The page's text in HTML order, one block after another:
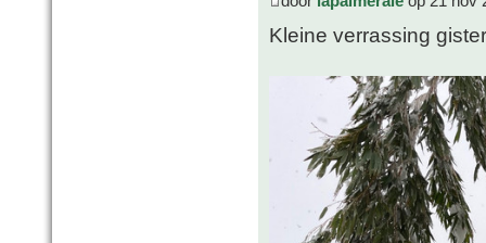
Kleine verrassing